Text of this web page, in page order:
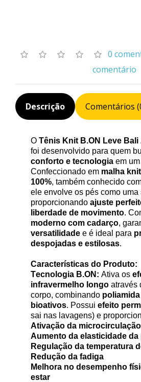
0
comentário
Descrição Comentários
O Tênis Knit B.ON Leve
foi desenvolvido para quem
conforto e tecnologia em
Confeccionado em malha knit
100%, também conhecido
ele envolve os pés como uma
proporcionando ajuste
liberdade de movimento.
moderno com cadarço,
versatilidade e é ideal para
despojadas e estilosas.
Características do Produto:
Tecnologia B.ON : Ativa os
infravermelho longo através
corpo, combinando
bioativos. Possui efeito
sai nas lavagens) e
Ativação da
Aumento da elasticidade da
Regulação da temperatura
Redução da fadiga
Melhora no desempenho
estar